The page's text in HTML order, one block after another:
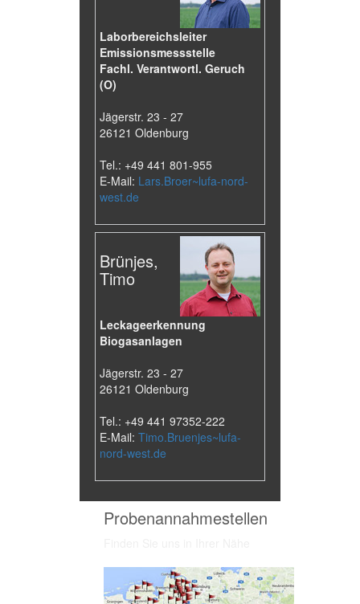
Laborbereichsleiter
Emissionsmessstelle
Fachl. Verantwortl. Geruch
(O)
Jägerstr. 23 - 27
26121 Oldenburg
Tel.: +49 441 801-955
E-Mail: Lars.Broer~lufa-nord-
west.de
Brünjes,
Timo
Leckageerkennung
Biogasanlagen
Jägerstr. 23 - 27
26121 Oldenburg
Tel.: +49 441 97352-222
E-Mail: Timo.Bruenjes~lufa-
nord-west.de
Probenannahmestellen